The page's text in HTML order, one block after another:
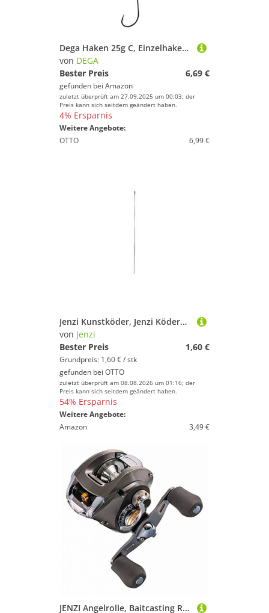
Dega Haken 25g C, Einzelhaken, Nadelspitze, Edelstahl, 1 Stück, Schwarz/silber, 5x19x1 cm, Forelle
von DEGA
Bester Preis
6,69 €
gefunden bei Amazon
zuletzt überprüft am 27.09.2025 um 00:03; der
Preis kann sich seitdem geändert haben.
4% Ersparnis
Weitere Angebote:
OTTO
6,99 €
Jenzi Kunstköder, Jenzi Ködernadel 2 Stück 17cm
von Jenzi
Bester Preis
1,60 €
Grundpreis: 1,60 € / stk
gefunden bei OTTO
zuletzt überprüft am 08.08.2026 um 01:16; der
Preis kann sich seitdem geändert haben.
54% Ersparnis
Weitere Angebote:
Amazon
3,49 €
JENZI Angelrolle, Baitcasting Rolle, Miyako BC